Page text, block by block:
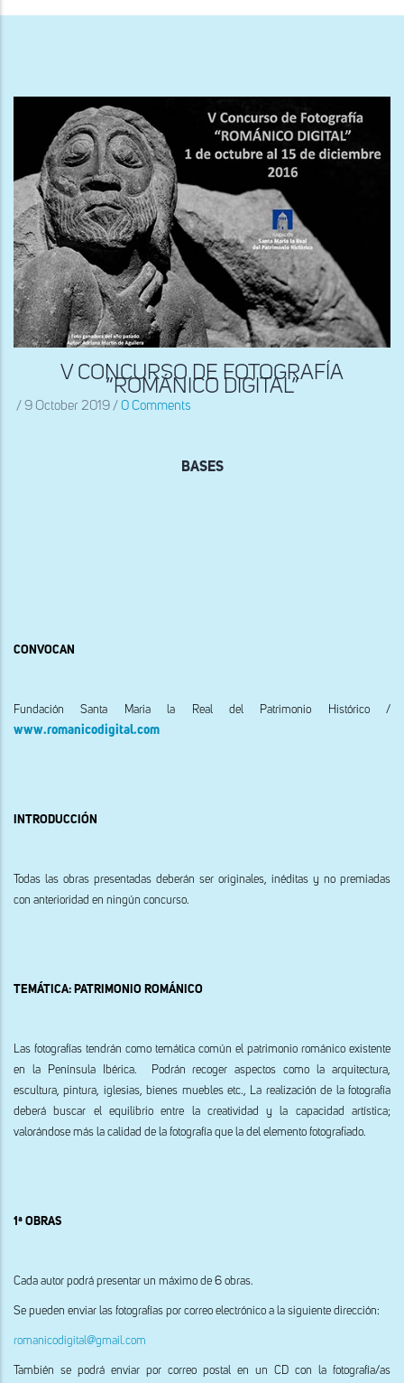
ayuda
navegación
V CONCURSO DE FOTOGRAFÍA
“ROMÁNICO DIGITAL”
/ 9 October 2019 / 0 Comments
BASES
CONVOCAN
Fundación Santa Maria la Real del Patrimonio Histórico /
www.romanicodigital.com
INTRODUCCIÓN
Todas las obras presentadas deberán ser originales, inéditas y no premiadas
con anterioridad en ningún concurso.
TEMÁTICA: PATRIMONIO ROMÁNICO
Las fotografías tendrán como temática común el patrimonio románico existente
en la Península Ibérica. Podrán recoger aspectos como la arquitectura,
escultura, pintura, iglesias, bienes muebles etc., La realización de la fotografía
deberá buscar el equilibrio entre la creatividad y la capacidad artística;
valorándose más la calidad de la fotografía que la del elemento fotografiado.
1ª OBRAS
Cada autor podrá presentar un máximo de 6 obras.
Se pueden enviar las fotografías por correo electrónico a la siguiente dirección:
romanicodigital@gmail.com
También se podrá enviar por correo postal en un CD con la fotografía/as